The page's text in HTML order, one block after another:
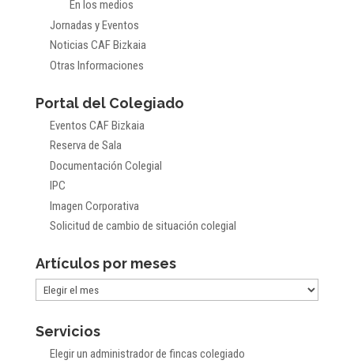
En los medios
Jornadas y Eventos
Noticias CAF Bizkaia
Otras Informaciones
Portal del Colegiado
Eventos CAF Bizkaia
Reserva de Sala
Documentación Colegial
IPC
Imagen Corporativa
Solicitud de cambio de situación colegial
Artículos por meses
Artículos
meses
Servicios
Elegir un administrador de fincas colegiado